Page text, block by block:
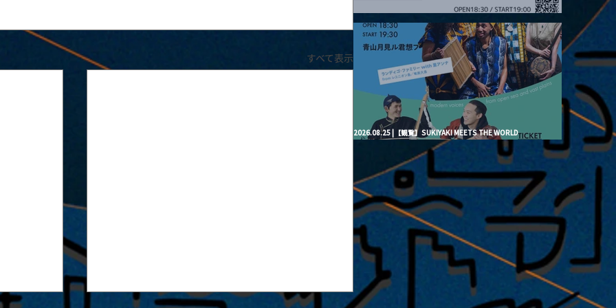
すべて表示
2026.08.20 |【観覧】月見ル君想フpre. “Brand New Moon #3”
2026.08.25 |【観覧】SUKIYAKI MEETS THE WORLD
presentsLINDIGO FAMILY with ANNA SATO, ODUCHU modern
voices from open sea and vast plains